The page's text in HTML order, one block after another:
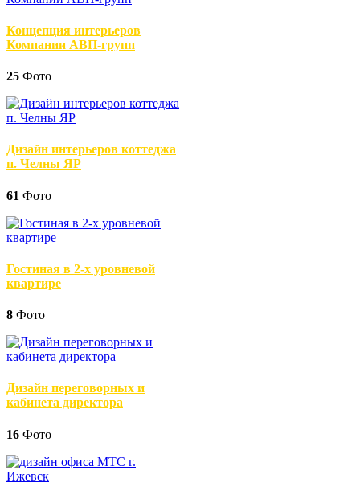
Концепция интерьеров
Компании АВП-групп
25 Фото
Дизайн интерьеров коттеджа
п. Челны ЯР
61 Фото
Гостиная в 2-х уровневой
квартире
8 Фото
Дизайн переговорных и
кабинета директора
16 Фото